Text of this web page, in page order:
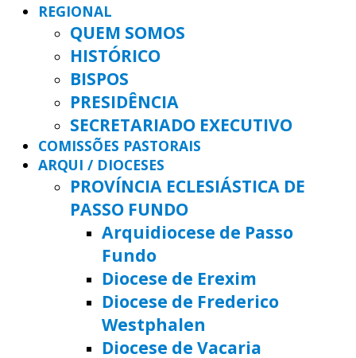
REGIONAL
QUEM SOMOS
HISTÓRICO
BISPOS
PRESIDÊNCIA
SECRETARIADO EXECUTIVO
COMISSÕES PASTORAIS
ARQUI / DIOCESES
PROVÍNCIA ECLESIÁSTICA DE
PASSO FUNDO
Arquidiocese de Passo
Fundo
Diocese de Erexim
Diocese de Frederico
Westphalen
Diocese de Vacaria